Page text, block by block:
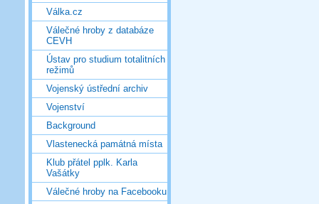
Válka.cz
Válečné hroby z databáze
CEVH
Ústav pro studium totalitních
režimů
Vojenský ústřední archiv
Vojenství
Background
Vlastenecká památná místa
Klub přátel pplk. Karla
Vašátky
Válečné hroby na Facebooku